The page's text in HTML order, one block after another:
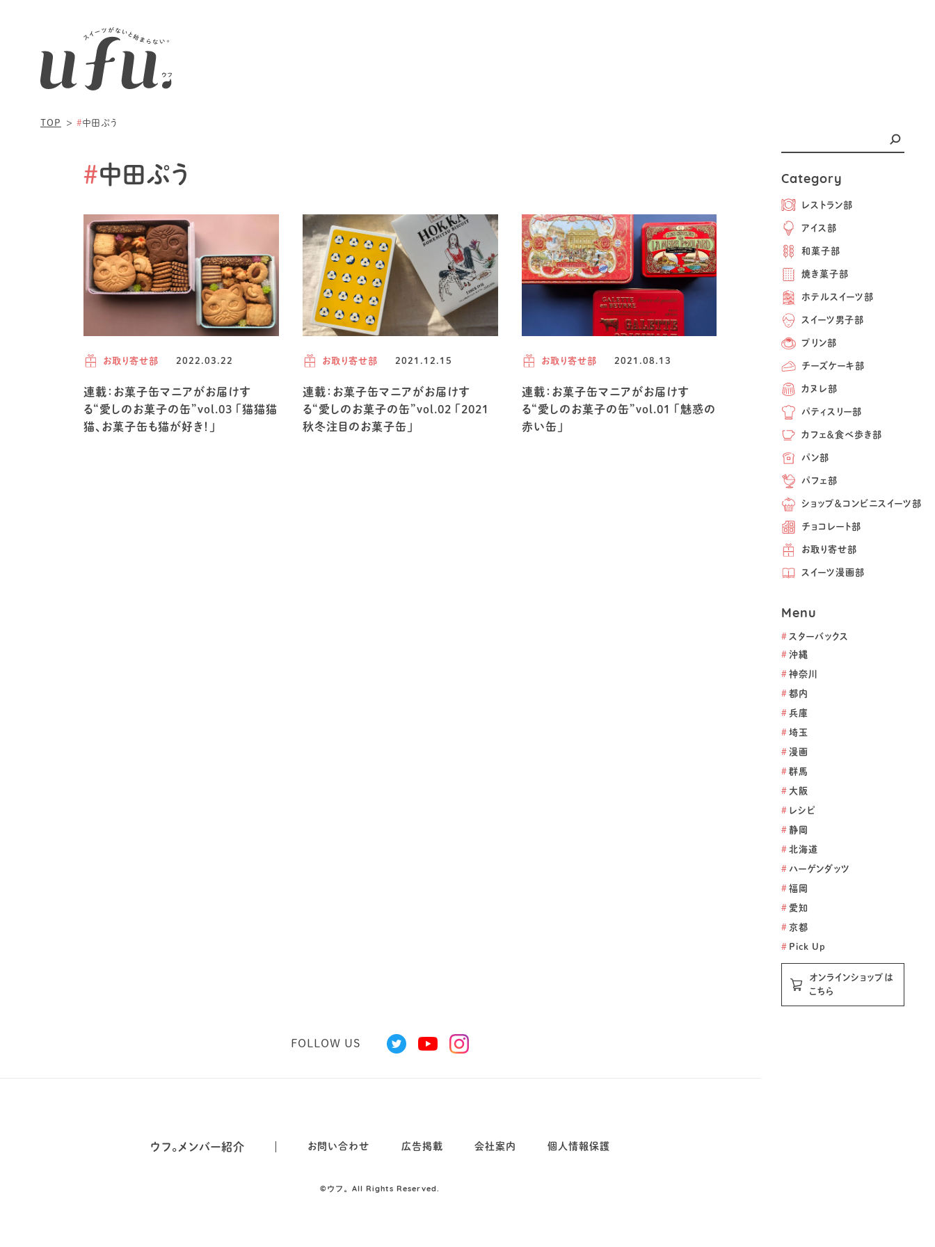
Category
レストラン部
アイス部
和菓子部
焼き菓子部
ホテルスイーツ部
スイーツ男子部
プリン部
チーズケーキ部
カヌレ部
パティスリー部
カフェ＆食べ歩き部
パン部
パフェ部
ショップ＆コンビニスイーツ部
チョコレート部
お取り寄せ部
スイーツ漫画部
Menu
# スターバックス
# 沖縄
# 神奈川
# 都内
# 兵庫
# 埼玉
# 漫画
# 群馬
# 大阪
# レシピ
# 静岡
# 北海道
# ハーゲンダッツ
# 福岡
# 愛知
# 京都
# Pick Up
オンラインショップは
こちら
TOP #中田ぷう
#中田ぷう
お取り寄せ部 2022.03.22
連載：お菓子缶マニアがお届けす
る“愛しのお菓子の缶”vol.03 「猫猫猫
猫、お菓子缶も猫が好き！」
お取り寄せ部 2021.12.15
連載：お菓子缶マニアがお届けす
る“愛しのお菓子の缶”vol.02 「2021
秋冬注目のお菓子缶」
お取り寄せ部 2021.08.13
連載：お菓子缶マニアがお届けす
る“愛しのお菓子の缶”vol.01 「魅惑の
赤い缶」
FOLLOW US
ウフ。メンバー紹介 お問い合わせ 広告掲載 会社案内 個人情報保護
©ウフ。All Rights Reserved.